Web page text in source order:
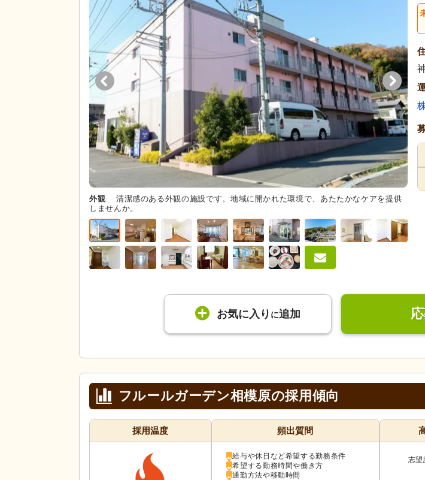
外観
清潔感のある外観の施設です。地域に開かれた環境で、あたたかなケアを提供
しませんか。
お気に入り に追加
フルールガーデン相模原の採用傾向
採用温度 頻出質問
給与や休日など希望する勤務条件
希望する勤務時間や働き方
通勤方法や移動時間
志望